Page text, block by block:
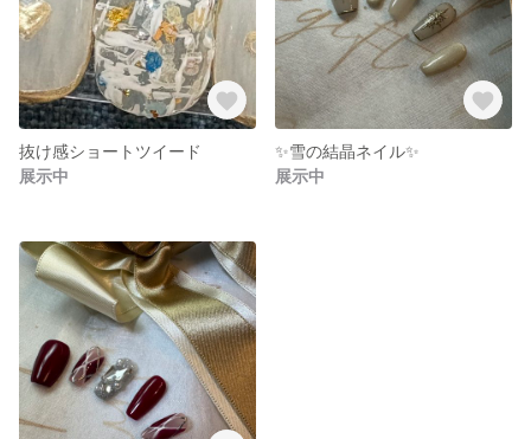
抜け感ショートツイード
展示中
✨雪の結晶ネイル✨
展示中